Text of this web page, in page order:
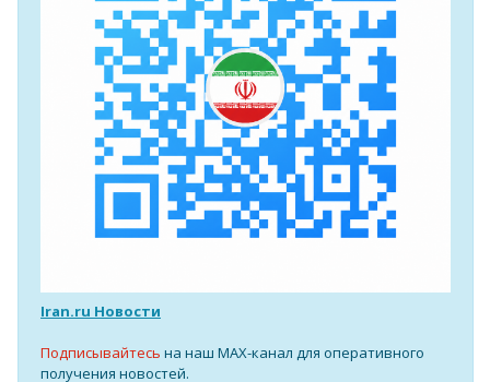
Iran.ru Новости
Подписывайтесь на наш MAX-канал для оперативного
получения новостей.